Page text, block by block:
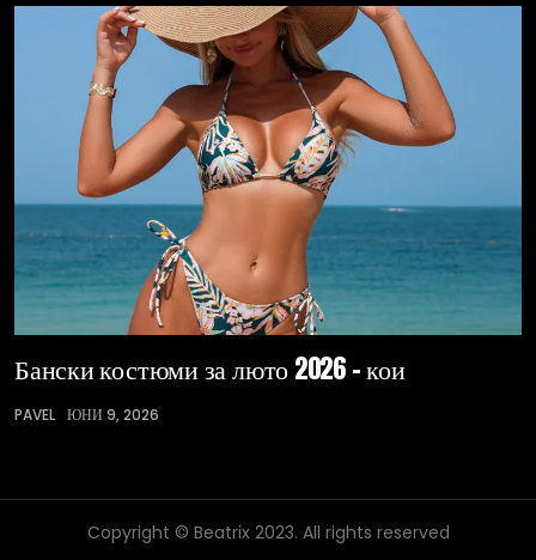
Бански костюми за люто 2026 – кои
PAVEL ЮНИ 9, 2026
Copyright © Beatrix 2023. All rights reserved